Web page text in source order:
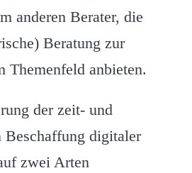
anderen Berater, die
Beratung zur
Themenfeld anbieten.
der zeit- und
Beschaffung digitaler
zwei Arten